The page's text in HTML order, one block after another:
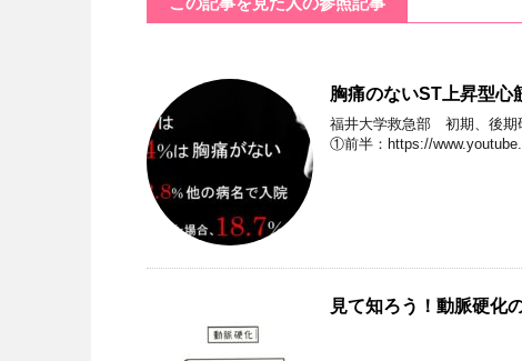
胸痛のないST上昇型心
福井大学救急部 初期、後期
①前半：https://
見て知ろう！動脈硬化